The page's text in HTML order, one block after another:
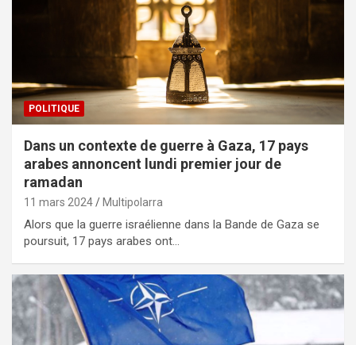
POLITIQUE
Dans un contexte de guerre à Gaza, 17 pays
arabes annoncent lundi premier jour de
ramadan
11 mars 2024 Multipolarra
Alors que la guerre israélienne dans la Bande de Gaza se
poursuit, 17 pays arabes ont…